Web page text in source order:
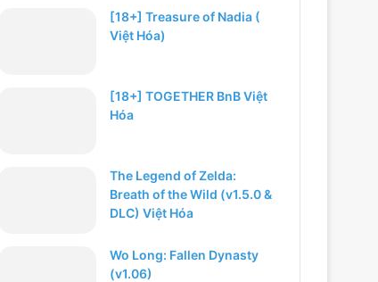
[18+] Treasure of Nadia (
Việt Hóa)
[18+] TOGETHER BnB Việt
Hóa
The Legend of Zelda:
Breath of the Wild (v1.5.0 &
DLC) Việt Hóa
Wo Long: Fallen Dynasty
(v1.06)